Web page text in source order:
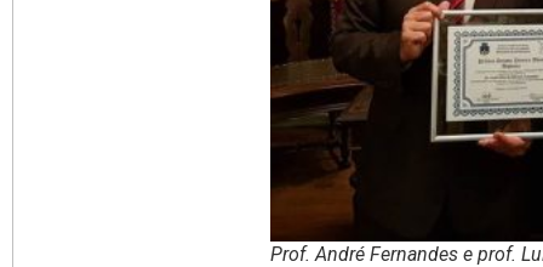
Prof. André Fernandes e prof.